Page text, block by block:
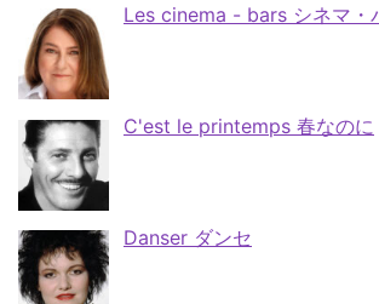
Les cinema - bars シネマ・
C'est le printemps 春なのに
Danser ダンセ